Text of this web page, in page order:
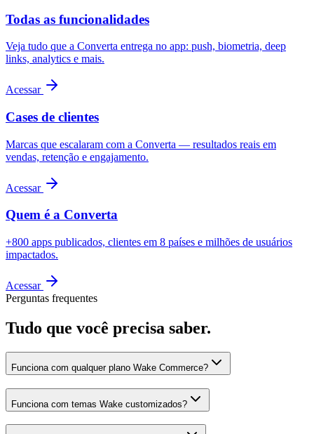
Todas as funcionalidades
Veja tudo que a Converta entrega no app: push, biometria, deep
links, analytics e mais.
Acessar
Cases de clientes
Marcas que escalaram com a Converta — resultados reais em
vendas, retenção e engajamento.
Acessar
Quem é a Converta
+800 apps publicados, clientes em 8 países e milhões de usuários
impactados.
Acessar
Perguntas frequentes
Tudo que você precisa saber.
Funciona com qualquer plano Wake Commerce?
Funciona com temas Wake customizados?